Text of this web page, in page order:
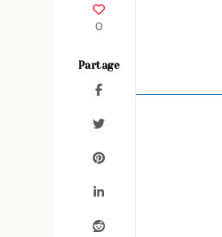
0
Partage